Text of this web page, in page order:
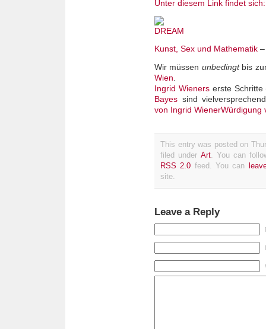
Unter diesem Link findet sich:
Kunst, Sex und Mathematik
Wir müssen unbedingtbis
Wien
Ingrid Wienerserste Schritte
Bayes sind
von Ingrid WienerWürdigung
This entry was posted on
filed under Art. You can
RSS 2.0 feed. You can
site.
Leave a Reply